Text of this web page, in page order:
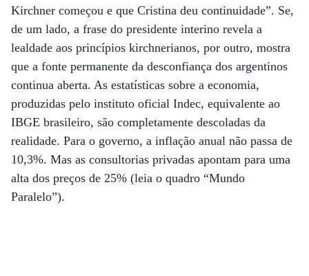
Kirchner começou e que Cristina deu continuidade”. Se,
de um lado, a frase do presidente interino revela a
lealdade aos princípios kirchnerianos, por outro, mostra
que a fonte permanente da desconfiança dos argentinos
continua aberta. As estatísticas sobre a economia,
produzidas pelo instituto oficial Indec, equivalente ao
IBGE brasileiro, são completamente descoladas da
realidade. Para o governo, a inflação anual não passa de
10,3%. Mas as consultorias privadas apontam para uma
alta dos preços de 25% (leia o quadro “Mundo
Paralelo”).